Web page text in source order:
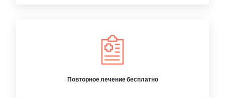
Повторное лечение бесплатно